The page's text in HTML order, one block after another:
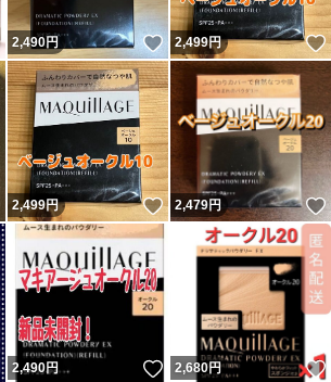
いいね！
2,490円 いいね！
2,499円
いいね！
2,499円 いいね！
2,479円
いいね！
2,490円 いいね！
2,680円